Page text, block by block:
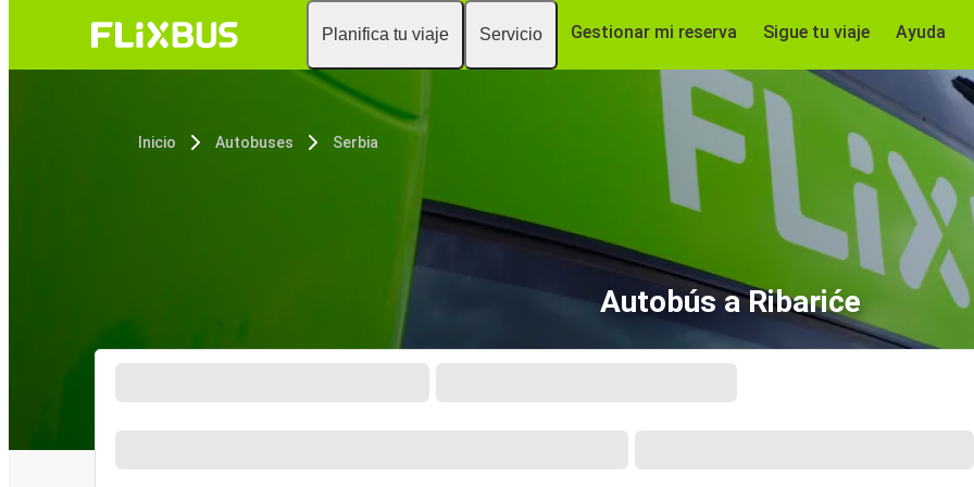
Planifica tu viaje Servicio Gestionar mi reserva Sigue tu viaje Ayuda
Inicio Autobuses Serbia
Autobús a Ribariće